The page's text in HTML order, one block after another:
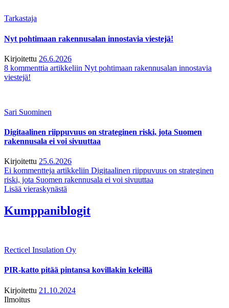
Tarkastaja
Nyt pohtimaan rakennusalan innostavia viestejä!
Kirjoitettu 26.6.2026
8 kommenttia artikkeliin Nyt pohtimaan rakennusalan innostavia
viestejä!
Sari Suominen
Digitaalinen riippuvuus on strateginen riski, jota Suomen
rakennusala ei voi sivuuttaa
Kirjoitettu 25.6.2026
Ei kommentteja artikkeliin Digitaalinen riippuvuus on strateginen
riski, jota Suomen rakennusala ei voi sivuuttaa
Lisää vieraskynästä
Kumppaniblogit
Recticel Insulation Oy
PIR-katto pitää pintansa kovillakin keleillä
Kirjoitettu 21.10.2024
Ilmoitus